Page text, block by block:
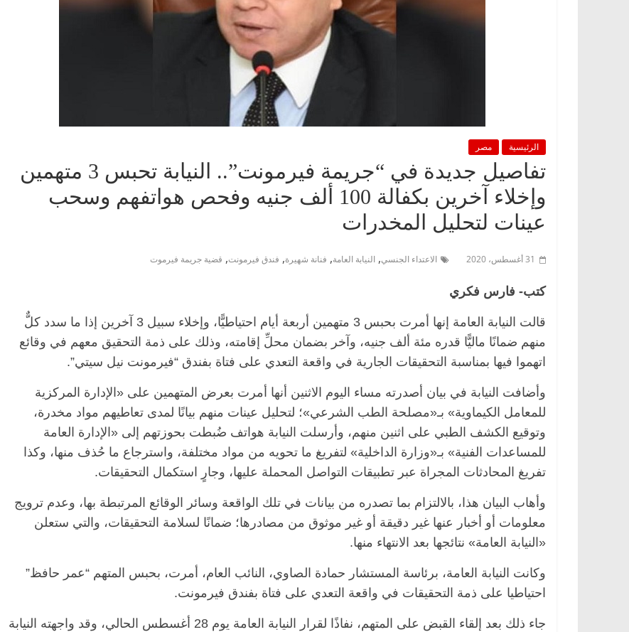
الرئيسية مصر
تفاصيل جديدة في “جريمة فيرمونت”.. النيابة تحبس 3 متهمين
وإخلاء آخرين بكفالة 100 ألف جنيه وفحص هواتفهم وسحب
عينات لتحليل المخدرات
31 أغسطس، 2020 الاعتداء الجنسي, النيابة العامة, فنانة شهيرة, فندق فيرمونت, قضية جريمة فيرموت
كتب- فارس فكري
قالت النيابة العامة إنها أمرت بحبس 3 متهمين أربعة أيام احتياطيًّا، وإخلاء سبيل 3 آخرين إذا ما سدد كلٌّ
منهم ضمانًا ماليًّا قدره مئة ألف جنيه، وآخر بضمان محلِّ إقامته، وذلك على ذمة التحقيق معهم في وقائع
اتهموا فيها بمناسبة التحقيقات الجارية في واقعة التعدي على فتاة بفندق “فيرمونت نيل سيتي”.
وأضافت النيابة في بيان أصدرته مساء اليوم الاثنين أنها أمرت بعرض المتهمين على «الإدارة المركزية
للمعامل الكيماوية» بـ«مصلحة الطب الشرعي»؛ لتحليل عينات منهم بيانًا لمدى تعاطيهم مواد مخدرة،
وتوقيع الكشف الطبي على اثنين منهم، وأرسلت النيابة هواتف ضُبطت بحوزتهم إلى «الإدارة العامة
للمساعدات الفنية» بـ«وزارة الداخلية» لتفريغ ما تحويه من مواد مختلفة، واسترجاع ما حُذف منها، وكذا
تفريغ المحادثات المجراة عبر تطبيقات التواصل المحملة عليها، وجارٍ استكمال التحقيقات.
وأهاب البيان هذا، بالالتزام بما تصدره من بيانات في تلك الواقعة وسائر الوقائع المرتبطة بها، وعدم ترويج
معلومات أو أخبار عنها غير دقيقة أو غير موثوق من مصادرها؛ ضمانًا لسلامة التحقيقات، والتي ستعلن
«النيابة العامة» نتائجها بعد الانتهاء منها.
وكانت النيابة العامة، برئاسة المستشار حمادة الصاوي، النائب العام، أمرت، بحبس المتهم “عمر حافظ”
احتياطيا على ذمة التحقيقات في واقعة التعدي على فتاة بفندق فيرمونت.
جاء ذلك بعد إلقاء القبض على المتهم، نفاذًا لقرار النيابة العامة يوم 28 أغسطس الحالي، وقد واجهته النيابة